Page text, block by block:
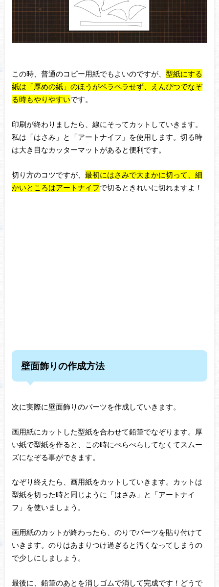
この時、普通のコピー用紙でもよいのですが、 型紙にする
紙は「厚めの紙」のほうがペラペラせず、えんぴつでなぞ
る時もやりやすいです。
印刷が終わりましたら、線にそってカットしていきます。
私は「はさみ」と「アートナイフ」を使用します。切る時
は大き目なカッターマットがあると便利です。
切り方のコツですが、 最初にはさみで大まかに切って、細
かいところはアートナイフで切るときれいに切れますよ！
壁面飾りの作成方法
次に実際に壁面飾りのパーツを作成していきます。
画用紙にカットした型紙を合わせて鉛筆でなぞります。厚
い紙で型紙を作ると、この時にぺらぺらしてなくてスムー
ズになぞる事ができます。
なぞり終えたら、画用紙をカットしていきます。カットは
型紙を切った時と同じように「はさみ」と「アートナイ
フ」を使いましょう。
画用紙のカットが終わったら、のりでパーツを貼り付けて
いきます。のりはあまりつけ過ぎると汚くなってしまうの
で少しにしましょう。
最後に、鉛筆のあとを消しゴムで消して完成です！どうで